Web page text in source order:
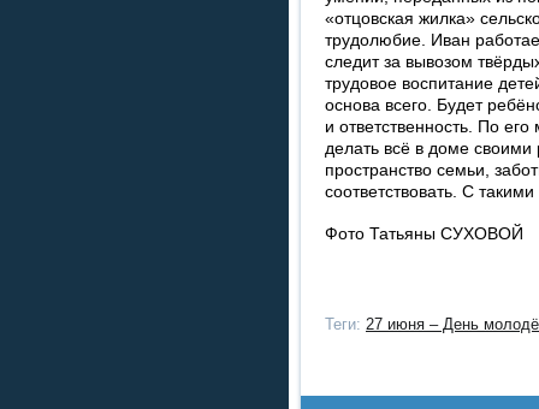
«отцовская жилка»
трудолюбие. Иван
следит за вывозом
трудовое воспитание
основа всего. Будет
и ответственность. По
делать всё в доме своими
пространство семьи,
соответствовать. С
Фото Татьяны СУХОВОЙ
Теги: 27 июня – День